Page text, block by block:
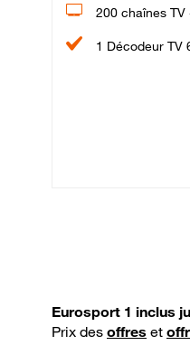
200 chaînes TV
1 Décodeur TV
Eurosport 1 inclus
Prix des offres et